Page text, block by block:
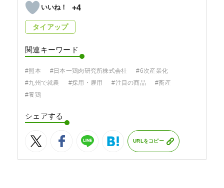
+4
タイアップ
関連キーワード
#熊本 #日本一鶏肉研究所株式会社
#6次産業化
#九州で就農
#採用・雇用 #注目の商品
#畜産
#養鶏
シェアする
URLをコピー